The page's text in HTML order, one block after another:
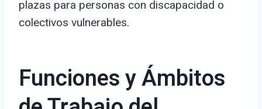
plazas para personas con discapacidad o
colectivos vulnerables.
Funciones y Ámbitos